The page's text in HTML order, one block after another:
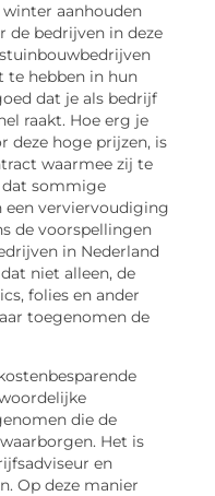
aanhouden
de bedrijven in deze
te hebben in hun
dat je als bedrijf
raakt. Hoe erg je
deze hoge prijzen, is
waarmee zij te
dat sommige
een verviervoudiging
de voorspellingen
in Nederland
niet alleen, de
folies en ander
toegenomen de
die de
Het is
en
Op deze manier